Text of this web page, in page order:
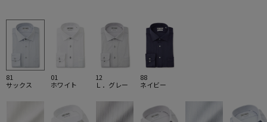
81
サックス
01
ホワイト
12
Ｌ．グレー
88
ネイビー